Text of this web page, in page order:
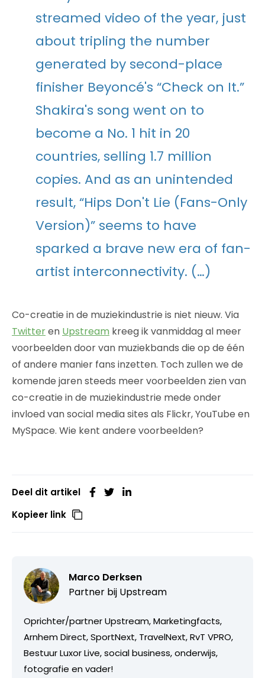
streamed video of the year, just
about tripling the number
generated by second-place
finisher Beyoncé's “Check on It.”
Shakira's song went on to
become a No. 1 hit in 20
countries, selling 1.7 million
copies. And as an unintended
result, “Hips Don't Lie (Fans-Only
Version)” seems to have
sparked a brave new era of fan-
artist interconnectivity. (…)
Co-creatie in de muziekindustrie is niet nieuw. Via
Twitteren Upstream kreeg ik vanmiddag al meer
voorbeelden door van muziekbands die op de één
of andere manier fans inzetten. Toch zullen we de
komende jaren steeds meer voorbeelden zien van
co-creatie in de muziekindustrie mede onder
invloed van social media sites als Flickr, YouTube en
MySpace. Wie kent andere voorbeelden?
Deel dit artikel
Kopieer link
Marco Derksen
Partner bij Upstream
Oprichter/partner Upstream, Marketingfacts,
Arnhem Direct, SportNext, TravelNext, RvT VPRO,
Bestuur Luxor Live, social business, onderwijs,
fotografie en vader!